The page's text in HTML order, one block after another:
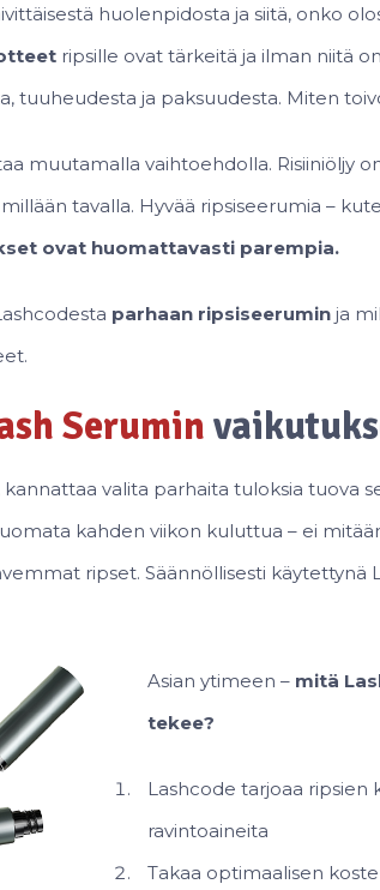
huolenpidosta ja siitä, onko
ripsille ovat tärkeitä ja ilman niitä
tuuheudesta ja paksuudesta. Miten
muutamalla vaihtoehdolla. Risiiniöljy
tavalla. Hyvää ripsiseerumia –
ovat huomattavasti parempia.
parhaan ripsiseerumin ja
Serumin
valita parhaita tuloksia tuova
kahden viikon kuluttua – ei
ripset. Säännöllisesti käytettynä
Asian ytimeen – mitä
tekee?
Lashcode tarjoaa ripsien
ravintoaineita
Takaa optimaalisen